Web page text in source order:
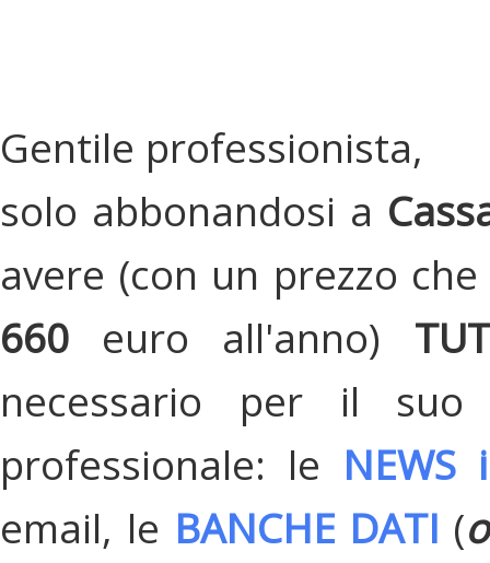
Gentile professionista,
solo abbonandosi a
avere (con un prezzo
660 euro all'anno)
necessario per il suo
professionale: le
email, le BANCHE DATI (